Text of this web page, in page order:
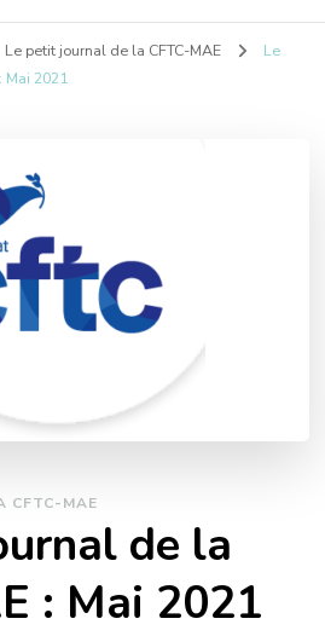
Le petit journal de la CFTC-MAE
Le
Mai 2021
CFTC-MAE
de la
: Mai 2021